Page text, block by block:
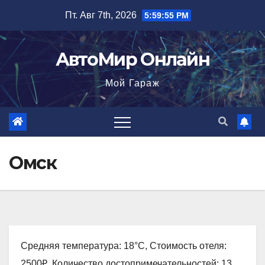
содержимому
Пт. Авг 7th, 2026 5:59:56 PM
АвтоМир Онлайн
Мой Гараж
Омск
Средняя температура: 18°C, Стоимость отеля: